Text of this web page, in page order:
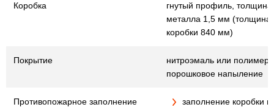
Коробка
гнутый профиль, толщина
металла 1,5 мм (толщина
коробки 840 мм)
Покрытие
нитроэмаль или
порошковое напыление
Противопожарное заполнение
заполнение коробки и